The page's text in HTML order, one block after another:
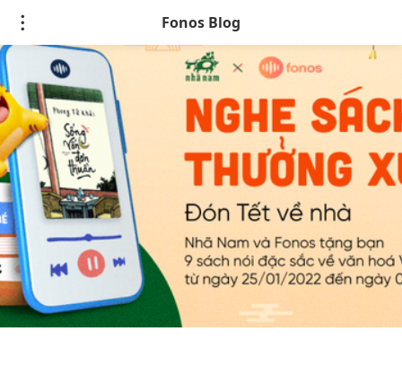
Fonos Blog